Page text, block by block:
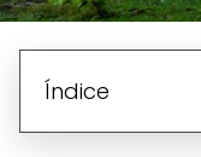
Índice